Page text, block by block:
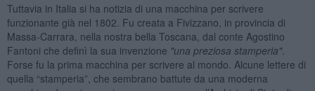
Tuttavia in Italia si ha notizia di una macchina per scrivere
funzionante già nel 1802. Fu creata a Fivizzano, in provincia di
Massa-Carrara, nella nostra bella Toscana, dal conte Agostino
Fantoni che definì la sua invenzione "una preziosa stamperia".
Forse fu la prima macchina per scrivere al mondo. Alcune lettere di
quella “stamperia”, che sembrano battute da una moderna